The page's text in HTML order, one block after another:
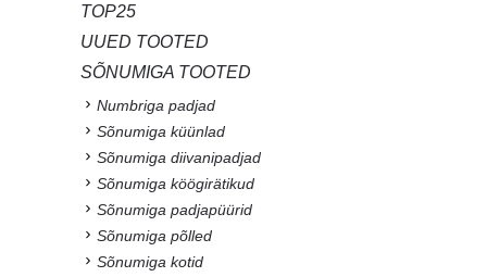
TOP25
UUED TOOTED
SÕNUMIGA TOOTED
Numbriga padjad
Sõnumiga küünlad
Sõnumiga diivanipadjad
Sõnumiga köögirätikud
Sõnumiga padjapüürid
Sõnumiga põlled
Sõnumiga kotid